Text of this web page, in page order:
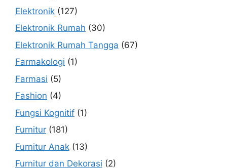
Elektronik (127)
Elektronik Rumah (30)
Elektronik Rumah Tangga (67)
Farmakologi (1)
Farmasi (5)
Fashion (4)
Fungsi Kognitif (1)
Furnitur (181)
Furnitur Anak (13)
Furnitur dan Dekorasi (2)